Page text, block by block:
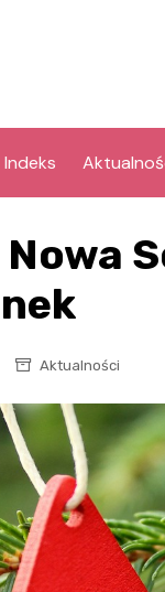
Indeks
Aktualności